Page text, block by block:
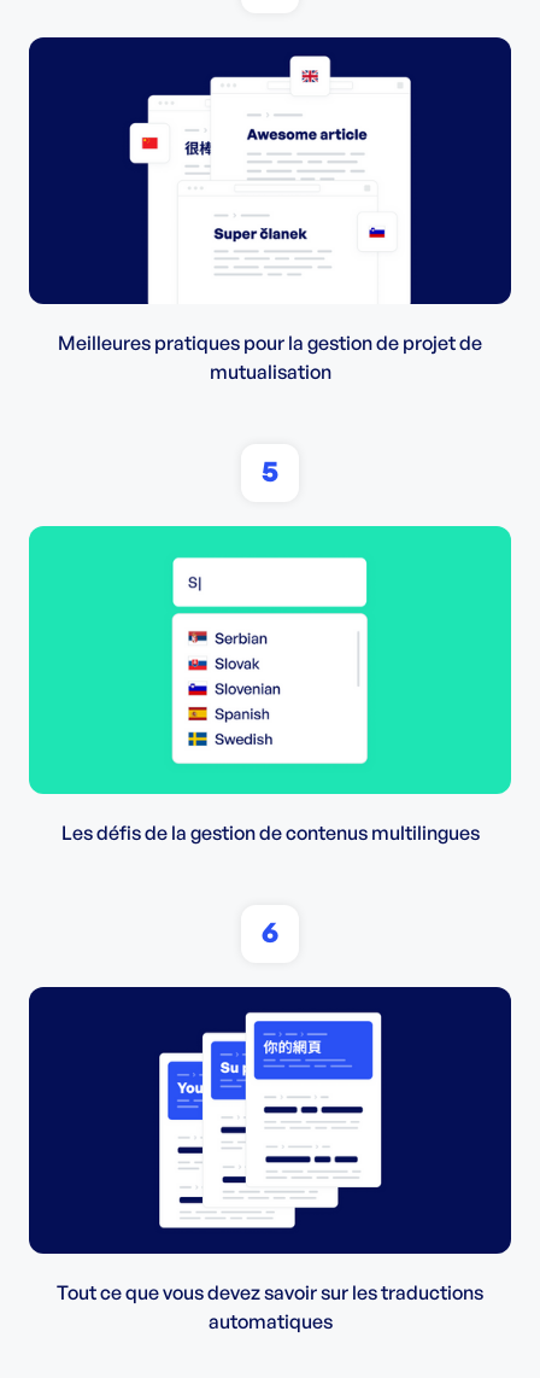
Meilleures pratiques pour la gestion de projet de
mutualisation
5
Les défis de la gestion de contenus multilingues
6
Tout ce que vous devez savoir sur les traductions
automatiques